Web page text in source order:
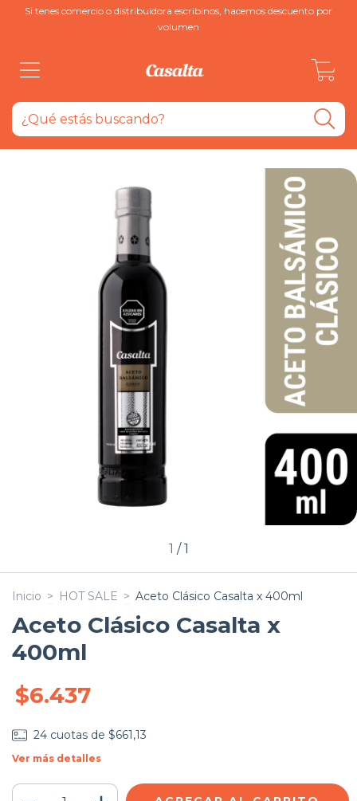
Si tenes comercio o distribuidora escribinos, hacemos descuento por
volumen
1 /1
Inicio > HOT SALE > Aceto Clásico Casalta x 400ml
Aceto Clásico Casalta x
400ml
$6.437
24 cuotas de $661,13
Ver más detalles